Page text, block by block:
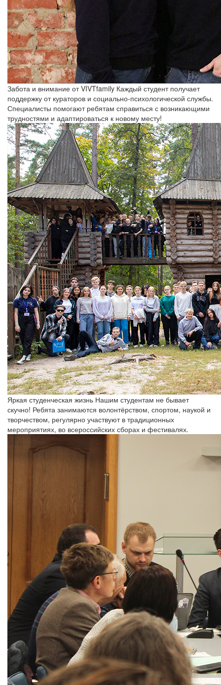
Забота и внимание от VIVTfamily Каждый студент получает
поддержку от кураторов и социально-психологической службы.
Специалисты помогают ребятам справиться с возникающими
трудностями и адаптироваться к новому месту!
Яркая студенческая жизнь Нашим студентам не бывает
скучно! Ребята занимаются волонтёрством, спортом, наукой и
творчеством, регулярно участвуют в традиционных
мероприятиях, во всероссийских сборах и фестивалях.